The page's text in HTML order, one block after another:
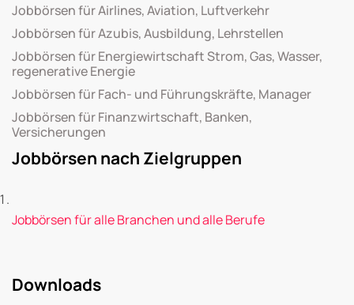
Jobbörsen für Airlines, Aviation, Luftverkehr
Jobbörsen für Azubis, Ausbildung, Lehrstellen
Jobbörsen für Energiewirtschaft Strom, Gas, Wasser,
regenerative Energie
Jobbörsen für Fach- und Führungskräfte, Manager
Jobbörsen für Finanzwirtschaft, Banken,
Versicherungen
Jobbörsen nach Zielgruppen
Jobbörsen für alle Branchen und alle Berufe
Downloads